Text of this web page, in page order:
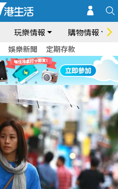
玩樂情報 購物情報
娛樂新聞 定期存款